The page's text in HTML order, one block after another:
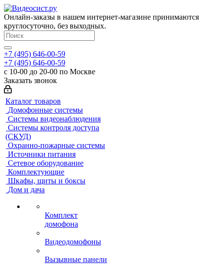
Онлайн-заказы в нашем интернет-магазине принимаются
круглосуточно, без выходных.
+7 (495) 646-00-59
+7 (495) 646-00-59
с 10-00 до 20-00 по Москве
Заказать звонок
Каталог товаров
Домофонные системы
Системы видеонаблюдения
Системы контроля доступа
(СКУД)
Охранно-пожарные системы
Источники питания
Сетевое оборудование
Комплектующие
Шкафы, щиты и боксы
Дом и дача
Комплект
домофона
Видеодомофоны
Вызывные панели